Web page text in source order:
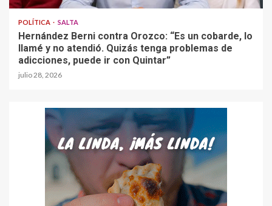
POLÍTICA SALTA
Hernández Berni contra Orozco: “Es un cobarde, lo
llamé y no atendió. Quizás tenga problemas de
adicciones, puede ir con Quintar”
julio 28, 2026